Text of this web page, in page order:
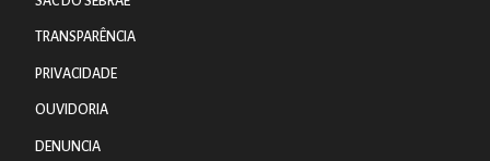
TRANSPARÊNCIA
PRIVACIDADE
OUVIDORIA
DENUNCIA